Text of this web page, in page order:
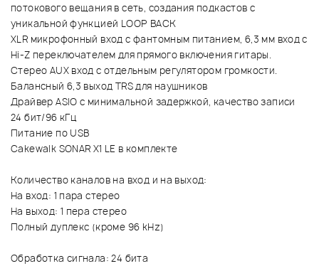
потокового вещания в сеть, создания подкастов с
уникальной функцией LOOP BACK
XLR микрофонный вход с фантомным питанием, 6,3 мм вход с
Hi-Z переключателем для прямого включения гитары.
Стерео AUX вход с отдельным регулятором громкости.
Балансный 6,3 выход TRS для наушников
Драйвер ASIO с минимальной задержкой, качество записи
24 бит/96 кГц
Питание по USB
Cakewalk SONAR X1 LE в комплекте
Количество каналов на вход и на выход:
На вход: 1 пара стерео
На выход: 1 пера стерео
Полный дуплекс (кроме 96 kHz)
Обработка сигнала: 24 бита